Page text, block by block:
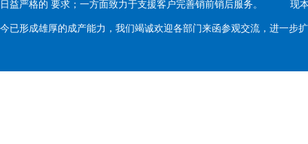
日益严格的 要求；一方面致力于支援客户完善销前销后服务。 现本
今已形成雄厚的成产能力，我们竭诚欢迎各部门来函参观交流，进一